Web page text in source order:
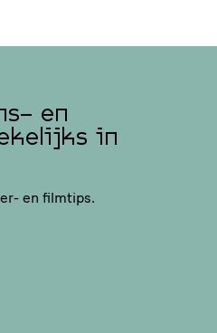
en
in
en filmtips.